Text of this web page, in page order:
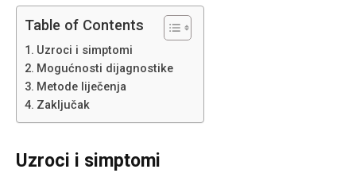
Table of Contents
Uzroci i simptomi
Mogućnosti dijagnostike
Metode liječenja
Zaključak
Uzroci i simptomi